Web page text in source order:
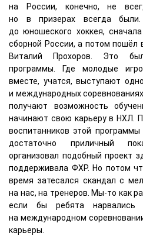
на России, конечно, не
но в призерах всегда
до юношеского хоккея,
сборной России, а потом пошёл
Виталий Прохоров. Это
программы. Где молодые
вместе, учатся, выступают
и международных
получают возможность
начинают свою карьеру в НХЛ.
воспитанников этой
достаточно приличный
организовал подобный проект
поддерживала ФХР. Но потом
время затесался скандал с
на нас, на тренеров. Мы-то как
если бы ребята нарвались
на международном
карьеры.